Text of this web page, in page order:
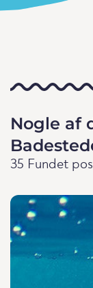
Nogle af
35 Fundet